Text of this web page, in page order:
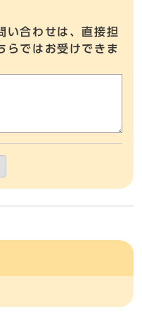
い合わせは、直接担
らではお受けできま